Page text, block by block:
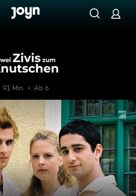
Zwei Zivis zum Knutschen
91 Min. Ab 6